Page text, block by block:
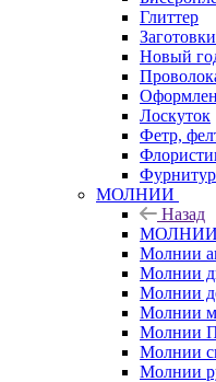
Глиттер
Новый
Лоскуток
Фетр,
МОЛНИИ
Назад
МОЛНИИ
Молнии
Молнии
Молнии
Молнии
Молнии
Молнии
Молнии